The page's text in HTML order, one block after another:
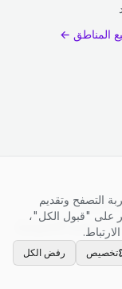
التصفح وتقديم
على "قبول الكل"،
رفض الكل تخصيص
المناطق ←
سياسة الخصوصية